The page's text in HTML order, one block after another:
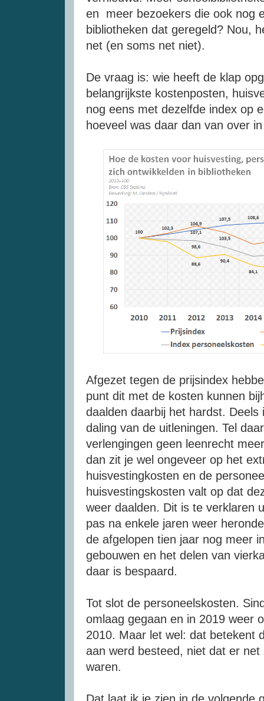
en meer bezoekers die ook nog
bibliotheken dat geregeld? Nou,
net (en soms net niet).
De vraag is: wie heeft de klap
belangrijkste kostenposten,
nog eens met dezelfde index op
hoeveel was daar dan van over
Afgezet tegen de prijsindex
punt dit met de kosten kunnen
daalden daarbij het hardst.
daling van de uitleningen. Tel
verlengingen geen leenrecht
dan zit je wel ongeveer op het
huisvestingkosten en de
huisvestingskosten valt op dat
weer daalden. Dit is te verklaren
pas na enkele jaren weer
de afgelopen tien jaar nog meer
gebouwen en het delen van
daar is bespaard.
Tot slot de personeelskosten.
omlaag gegaan en in 2019 weer
2010. Maar let wel: dat betekent
aan werd besteed, niet dat er
waren.